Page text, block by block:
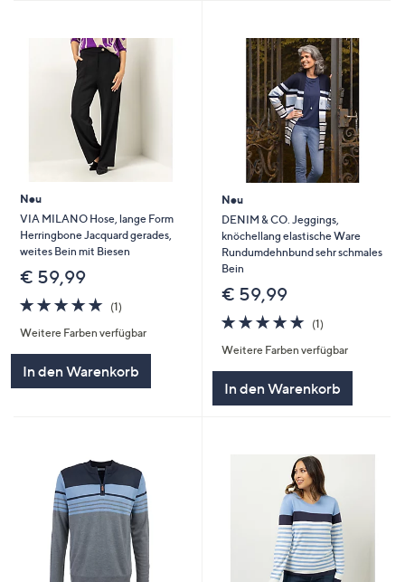
Neu
VIA MILANO Hose, lange Form
Herringbone Jacquard gerades,
weites Bein mit Biesen
€ 59,99
5.0
von
5
(1)1
Weitere Farben verfügbar
In den Warenkorb
Neu
DENIM & CO. Jeggings,
knöchellang elastische Ware
Rundumdehnbund sehr schmales
Bein
€ 59,99
5.0
von
5
(1)1
Weitere Farben verfügbar
In den Warenkorb